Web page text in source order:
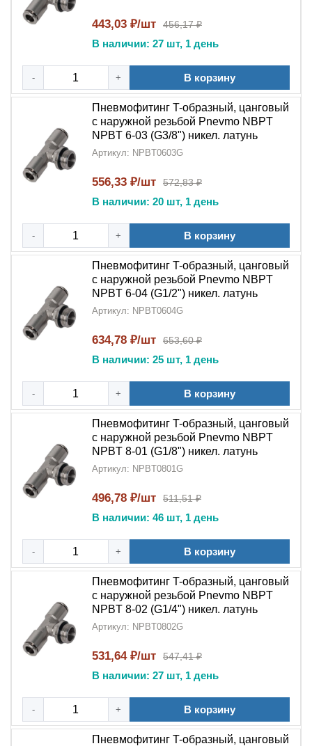
В станочном оборудовании и технологических
линиях
В системах подачи сжатого воздуха
5 причин выбрать NPBT-G:
Проверенное качество: Никелированная
обеспечивает надежность соединений
Эргономичный дизайн:T-образная
конструкция
ограниченном пространстве
механизм
Герметичность соединения:Наружная резьба
гарантирует отсутствие утечек
Широкая совместимость : Подходит для
большинства промышленных стандартов
Пневмофитинг T-образный тройник цанговый с
наружной резьбой NPT NPBT-G - это
профессиональное решение для создания
разветвлений в пневмосистемах. Благодаря
сочетаниюникелированной латуни,цангового
наружной резьбы NPT,
тройник
обеспечивает простой монтаж и
долговечную работу в различных промышленных
условиях.
443,03 ₽/шт 456,17 ₽
В наличии: 27 шт, 1 день
- + В корзину
Пневмофитинг T-образный, цанговый
с наружной резьбой Pnevmo NBPT
NPBT 6-03 (G3/8") никел. латунь
Артикул: NPBT0603G
556,33 ₽/шт 572,83 ₽
В наличии: 20 шт, 1 день
- + В корзину
Пневмофитинг T-образный, цанговый
с наружной резьбой Pnevmo NBPT
NPBT 6-04 (G1/2") никел. латунь
Артикул: NPBT0604G
634,78 ₽/шт 653,60 ₽
В наличии: 25 шт, 1 день
- + В корзину
Пневмофитинг T-образный, цанговый
с наружной резьбой Pnevmo NBPT
NPBT 8-01 (G1/8") никел. латунь
Артикул: NPBT0801G
496,78 ₽/шт 511,51 ₽
В наличии: 46 шт, 1 день
- + В корзину
Пневмофитинг T-образный, цанговый
с наружной резьбой Pnevmo NBPT
NPBT 8-02 (G1/4") никел. латунь
Артикул: NPBT0802G
531,64 ₽/шт 547,41 ₽
В наличии: 27 шт, 1 день
- + В корзину
Пневмофитинг T-образный, цанговый